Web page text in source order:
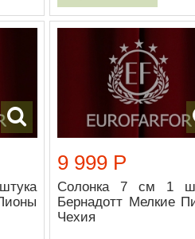
9 999 Р
Солонка 7 см 1
Бернадотт Мелкие
Чехия